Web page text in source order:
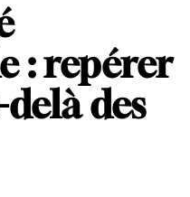
: repérer
des